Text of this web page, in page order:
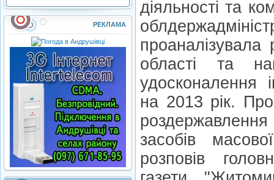
РЕКЛАМА
діяльності та
області та
удосконалення
на 2013 рік.
засобів
розповів